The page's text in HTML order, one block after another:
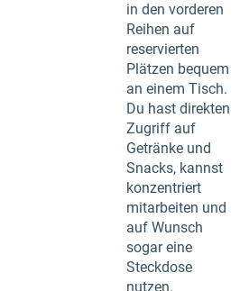
in den vorderen
Reihen auf
reservierten
Plätzen bequem
an einem Tisch.
Du hast direkten
Zugriff auf
Getränke und
Snacks, kannst
konzentriert
mitarbeiten und
auf Wunsch
sogar eine
Steckdose
nutzen.